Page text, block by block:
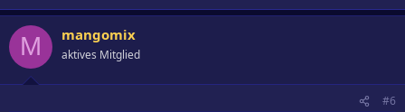
M mangomix
aktives Mitglied
#6